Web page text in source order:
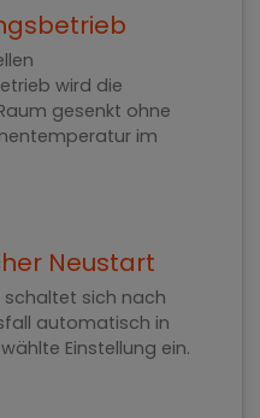
wird die
gesenkt ohne
Automatischer Neustart
schaltet sich nach
in
vorgewählte Einstellung ein.